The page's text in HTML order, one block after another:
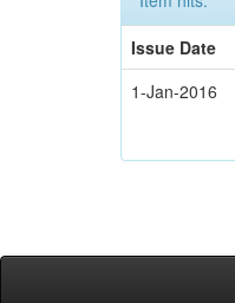
Issue Date
1-Jan-2016